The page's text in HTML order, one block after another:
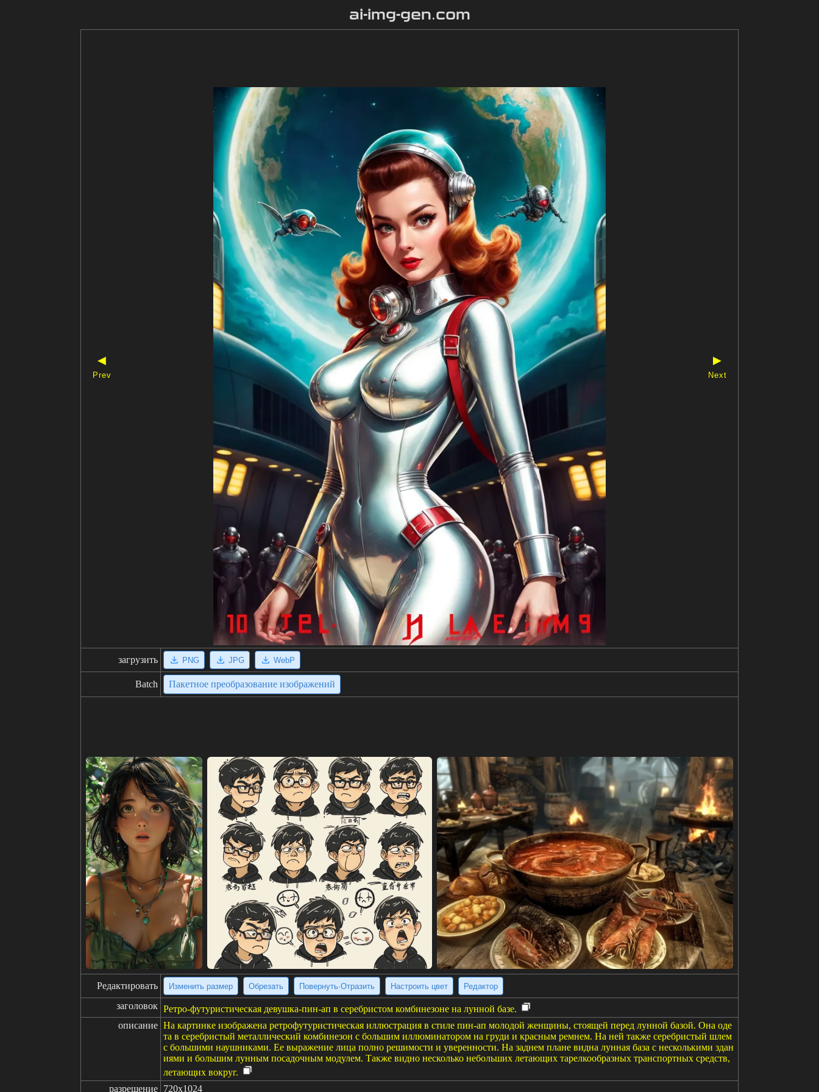
ai-img-gen.com
◀
Prev
▶
Next
загрузить PNG JPG WebP
Batch Пакетное преобразование изображений
Редактировать Изменить размер Обрезать Повернуть·Отразить Настроить цвет Редактор
заголовок Ретро-футуристическая девушка-пин-ап в серебристом комбинезоне на лунной базе.
описание На картинке изображена ретрофутуристическая иллюстрация в стиле пин-ап молодой женщины, стоящей перед лунной базой. Она оде
та в серебристый металлический комбинезон с большим иллюминатором на груди и красным ремнем. На ней также серебристый шлем
с большими наушниками. Ее выражение лица полно решимости и уверенности. На заднем плане видна лунная база с несколькими здан
иями и большим лунным посадочным модулем. Также видно несколько небольших летающих тарелкообразных транспортных средств,
летающих вокруг.
разрешение 720x1024